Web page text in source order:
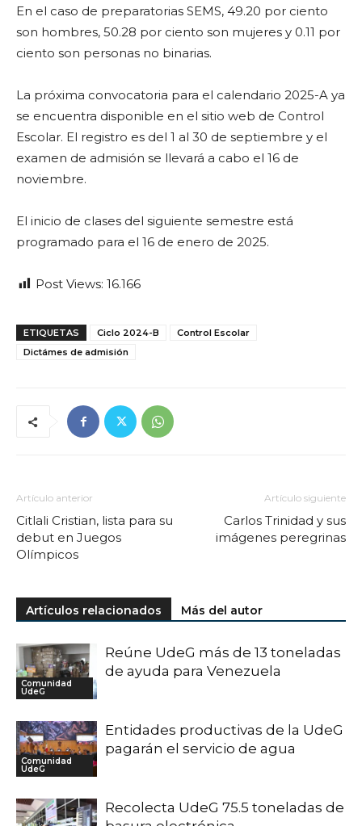
En el caso de preparatorias SEMS, 49.20 por ciento
son hombres, 50.28 por ciento son mujeres y 0.11 por
ciento son personas no binarias.
La próxima convocatoria para el calendario 2025-A ya
se encuentra disponible en el sitio web de Control
Escolar. El registro es del 1 al 30 de septiembre y el
examen de admisión se llevará a cabo el 16 de
noviembre.
El inicio de clases del siguiente semestre está
programado para el 16 de enero de 2025.
Post Views: 16.166
ETIQUETAS Ciclo 2024-B
Control Escolar
Dictámes de admisión
Artículo anterior
Citlali Cristian, lista para su
debut en Juegos
Olímpicos
Artículo siguiente
Carlos Trinidad y sus
imágenes peregrinas
Artículos relacionados Más del autor
Comunidad
UdeG
Reúne UdeG más de 13 toneladas
de ayuda para Venezuela
Comunidad
UdeG
Entidades productivas de la UdeG
pagarán el servicio de agua
Recolecta UdeG 75.5 toneladas de